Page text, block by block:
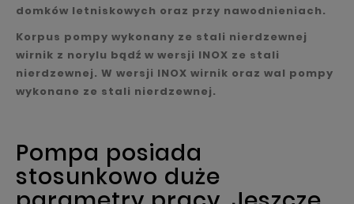
domków letniskowych oraz przy nawodnieniach.
Korpus pompy wykonany ze stali nierdzewnej
wirnik z norylu bądź w wersji INOX ze stali
nierdzewnej. W wersji INOX wirnik oraz wal pompy
wykonane ze stali nierdzewnej.
Pompa posiada
stosunkowo duże